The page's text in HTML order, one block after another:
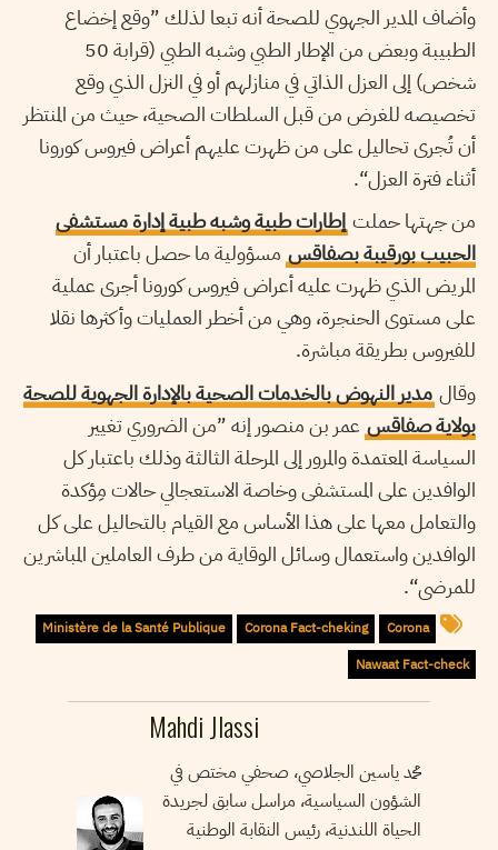
وأضاف المدير الجهوي للصحة أنه تبعا لذلك ”وقع إخضاع
الطبيبة وبعض من الإطار الطبي وشبه الطبي (قرابة 50
شخص) إلى العزل الذاتي في منازلهم أو في النزل الذي وقع
تخصيصه للغرض من قبل السلطات الصحية، حيث من المنتظر
أن تُجرى تحاليل على من ظهرت عليهم أعراض فيروس كورونا
أثناء فترة العزل“.
من جهتها حملت إطارات طبية وشبه طبية إدارة مستشفى
الحبيب بورقيبة بصفاقس مسؤولية ما حصل باعتبار أن
المريض الذي ظهرت عليه أعراض فيروس كورونا أجرى عملية
على مستوى الحنجرة، وهي من أخطر العمليات وأكثرها نقلا
للفيروس بطريقة مباشرة.
وقال مدير النهوض بالخدمات الصحية بالإدارة الجهوية للصحة
بولاية صفاقس عمر بن منصور إنه ”من الضروري تغيير
السياسة المعتمدة والمرور إلى المرحلة الثالثة وذلك باعتبار كل
الوافدين على المستشفى وخاصة الاستعجالي حالات مِؤكدة
والتعامل معها على هذا الأساس مع القيام بالتحاليل على كل
الوافدين واستعمال وسائل الوقاية من طرف العاملين المباشرين
للمرضى“.
Corona
Corona Fact-cheking
Ministère de la Santé Publique
Nawaat Fact-check
Mahdi Jlassi
محمد ياسين الجلاصي، صحفي مختص في
الشؤون السياسية، مراسل سابق لجريدة
الحياة اللندنية، رئيس النقابة الوطنية